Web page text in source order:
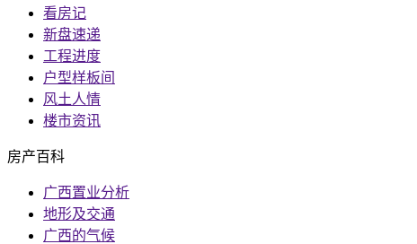
看房记
新盘速递
工程进度
户型样板间
风土人情
楼市资讯
房产百科
广西置业分析
地形及交通
广西的气候